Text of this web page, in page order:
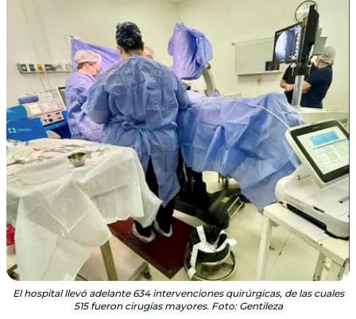
El hospital llevó adelante 634 intervenciones quirúrgicas, de las cuales
515 fueron cirugías mayores. Foto: Gentileza